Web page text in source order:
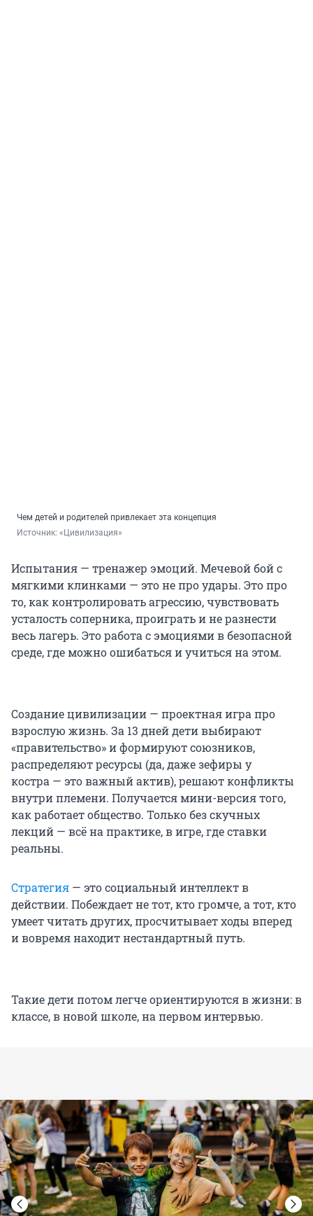
Чем детей и родителей привлекает эта концепция
Источник: «Цивилизация»
Испытания — тренажер эмоций. Мечевой бой с
мягкими клинками — это не про удары. Это про
то, как контролировать агрессию, чувствовать
усталость соперника, проиграть и не разнести
весь лагерь. Это работа с эмоциями в безопасной
среде, где можно ошибаться и учиться на этом.
Создание цивилизации — проектная игра про
взрослую жизнь. За 13 дней дети выбирают
«правительство» и формируют союзников,
распределяют ресурсы (да, даже зефиры у
костра — это важный актив), решают конфликты
внутри племени. Получается мини-версия того,
как работает общество. Только без скучных
лекций — всё на практике, в игре, где ставки
реальны.
Стратегия — это социальный интеллект в
действии. Побеждает не тот, кто громче, а тот, кто
умеет читать других, просчитывает ходы вперед
и вовремя находит нестандартный путь.
Такие дети потом легче ориентируются в жизни: в
классе, в новой школе, на первом интервью.